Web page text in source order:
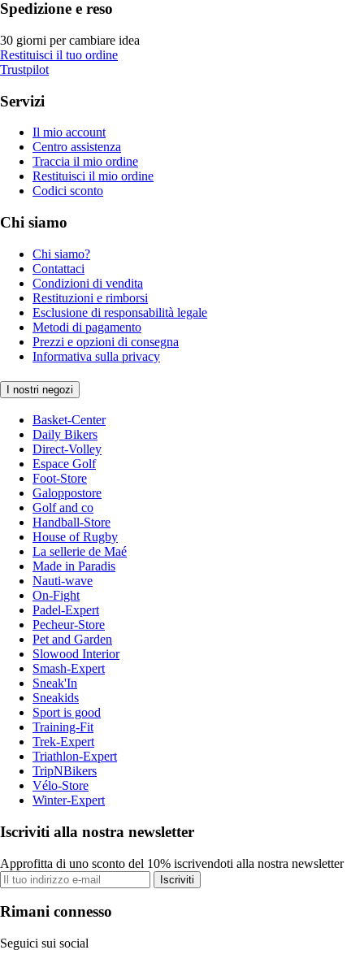
Spedizione e reso
30 giorni per cambiare idea
Restituisci il tuo ordine
Trustpilot
Servizi
Il mio account
Centro assistenza
Traccia il mio ordine
Restituisci il mio ordine
Codici sconto
Chi siamo
Chi siamo?
Contattaci
Condizioni di vendita
Restituzioni e rimborsi
Esclusione di responsabilità legale
Metodi di pagamento
Prezzi e opzioni di consegna
Informativa sulla privacy
I nostri negozi
Basket-Center
Daily Bikers
Direct-Volley
Espace Golf
Foot-Store
Galoppostore
Golf and co
Handball-Store
House of Rugby
La sellerie de Maé
Made in Paradis
Nauti-wave
On-Fight
Padel-Expert
Pecheur-Store
Pet and Garden
Slowood Interior
Smash-Expert
Sneak'In
Sneakids
Sport is good
Training-Fit
Trek-Expert
Triathlon-Expert
TripNBikers
Vélo-Store
Winter-Expert
Iscriviti alla nostra newsletter
Approfitta di uno sconto del 10% iscrivendoti alla nostra newsletter
Iscriviti
Rimani connesso
Seguici sui social